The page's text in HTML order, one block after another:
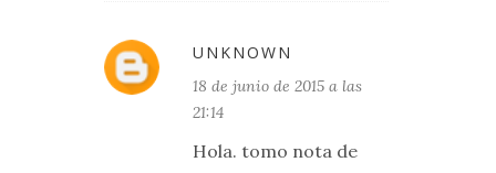
UNKNOWN
18 de junio de 2015 a las
21:14
Hola. tomo nota de